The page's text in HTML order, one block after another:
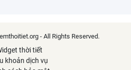
- All Rights Reserved.
thời tiết
khoản dịch vụ